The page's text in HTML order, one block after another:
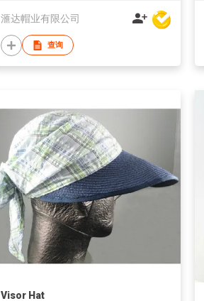
滙达帽业有限公司
查询
Visor Hat